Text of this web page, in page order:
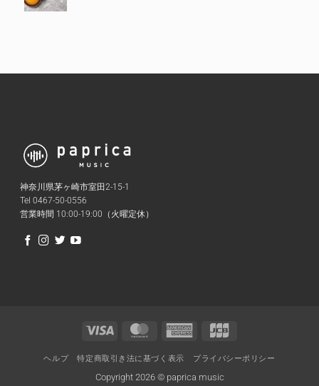
神奈川県茅ヶ崎市室田2-15-1
Tel 0467-50-0556
営業時間 10:00-19:00（火曜定休）
Visa MasterCard American
ヘルプ 特定商取引き法に基づく表示 プライバシーポリシー
Copyright 2026 © paprica music